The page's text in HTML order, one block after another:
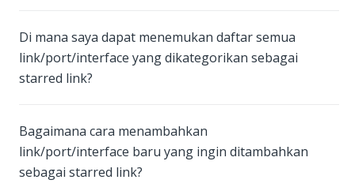
Di mana saya dapat menemukan daftar semua
link/port/interface yang dikategorikan sebagai
starred link?
Bagaimana cara menambahkan
link/port/interface baru yang ingin ditambahkan
sebagai starred link?